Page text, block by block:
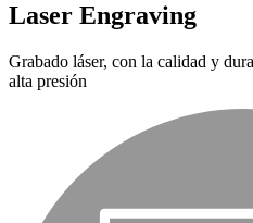
Laser Engraving
Grabado láser, con la calidad y
alta presión